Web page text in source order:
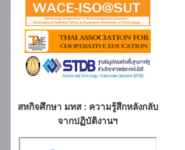
สหกิจศึกษา มทส : ความรู้สึกหลังกลับ
จากปฏิบัติงานฯ